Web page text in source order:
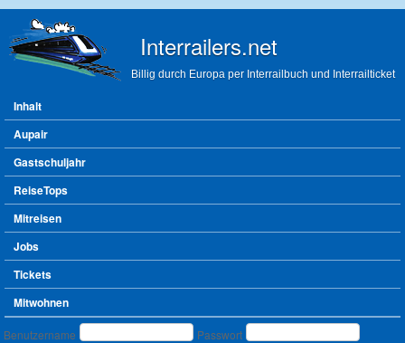
Interrailers.net
Billig durch Europa per Interrailbuch und Interrailticket
Hauptmenü
Inhalt
Aupair
Gastschuljahr
ReiseTops
Mitreisen
Jobs
Tickets
Mitwohnen
Benutzeranmeldung
Benutzername Passwort